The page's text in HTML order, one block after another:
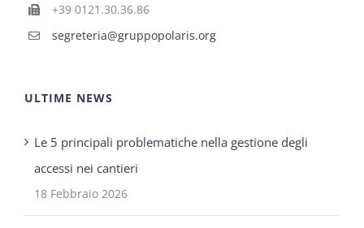
+39 0121.30.36.86
segreteria@gruppopolaris.org
ULTIME NEWS
Le 5 principali problematiche nella gestione degli
accessi nei cantieri
18 Febbraio 2026